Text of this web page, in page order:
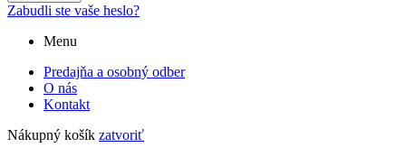
Zabudli ste vaše heslo?
Menu
Predajňa a osobný odber
O nás
Kontakt
Nákupný košík zatvoriť